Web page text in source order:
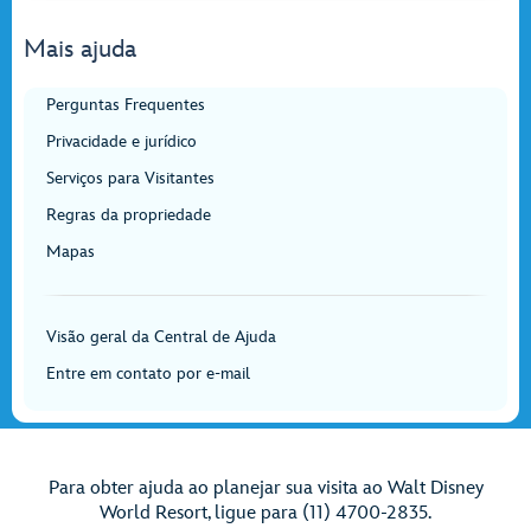
Mais ajuda
Perguntas Frequentes
Privacidade e jurídico
Serviços para Visitantes
Regras da propriedade
Mapas
Visão geral da Central de Ajuda
Entre em contato por e-mail
Para obter ajuda ao planejar sua visita ao Walt Disney
World Resort, ligue para (11) 4700-2835.